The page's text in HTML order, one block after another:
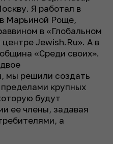
Я работал в
Марьиной Роще,
в «Глобальном
Jewish.Ru». А в
«Среди своих».
мы решили создать
крупных
будут
ее члены, задавая
а